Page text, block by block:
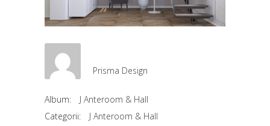
Prisma Design
Album:
J Anteroom & Hall
Categorii:
J Anteroom & Hall